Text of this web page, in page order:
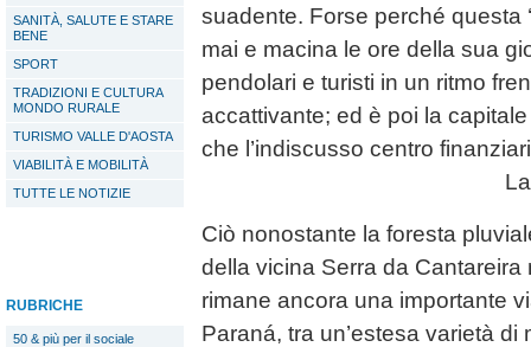
SANITÀ, SALUTE E STARE
BENE
SPORT
TRADIZIONI E CULTURA
MONDO RURALE
TURISMO VALLE D'AOSTA
VIABILITÀ E MOBILITÀ
TUTTE LE NOTIZIE
RUBRICHE
50 & più per il sociale
suadente. Forse perché questa
mai e macina le ore della sua
pendolari e turisti in un ritmo
accattivante; ed è poi la
che l’indiscusso centro
Ciò nonostante la foresta
della vicina Serra da Cantareira
rimane ancora una importante
Paraná, tra un’estesa varietà